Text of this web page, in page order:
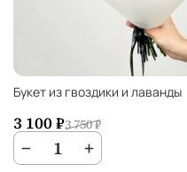
Букет из гвоздики и лаванды
3 100 ₽3 750 ₽
− 1 +